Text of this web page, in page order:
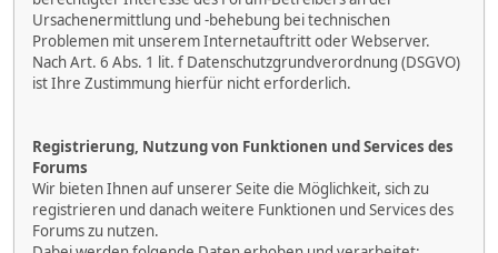
Ursachenermittlung und -behebung bei technischen
Problemen mit unserem Internetauftritt oder Webserver.
Nach Art. 6 Abs. 1 lit. f Datenschutzgrundverordnung (DSGVO)
ist Ihre Zustimmung hierfür nicht erforderlich.
Registrierung, Nutzung von Funktionen und Services des
Forums
Wir bieten Ihnen auf unserer Seite die Möglichkeit, sich zu
registrieren und danach weitere Funktionen und Services des
Forums zu nutzen.